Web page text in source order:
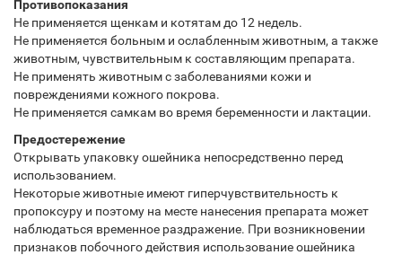
Противопоказания
Не применяется щенкам и котятам до 12 недель.
Не применяется больным и ослабленным животным, а также
животным, чувствительным к составляющим препарата.
Не применять животным с заболеваниями кожи и
повреждениями кожного покрова.
Не применяется самкам во время беременности и лактации.
Предостережение
Открывать упаковку ошейника непосредственно перед
использованием.
Некоторые животные имеют гиперчувствительность к
пропоксуру и поэтому на месте нанесения препарата может
наблюдаться временное раздражение. При возникновении
признаков побочного действия использование ошейника